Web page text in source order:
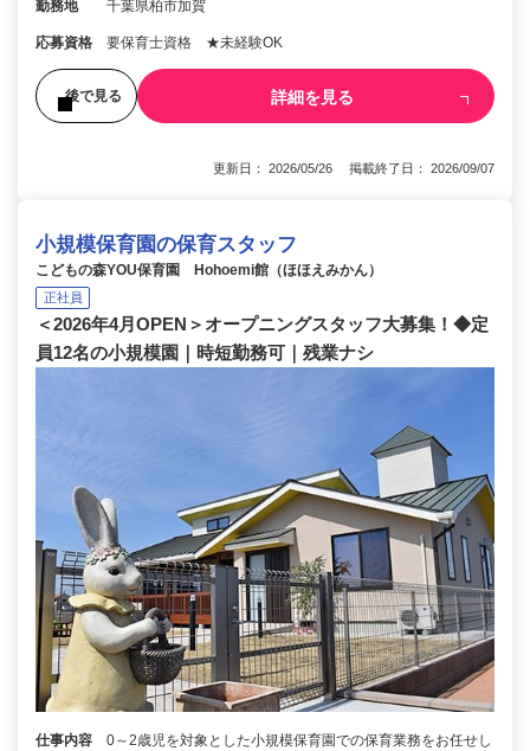
勤務地 千葉県柏市加賀
応募資格 要保育士資格 ★未経験OK
後で見る 詳細を見る
更新日： 2026/05/26 掲載終了日： 2026/09/07
小規模保育園の保育スタッフ
こどもの森YOU保育園 Hohoemi館（ほほえみかん）
正社員
＜2026年4月OPEN＞オープニングスタッフ大募集！◆定
員12名の小規模園｜時短勤務可｜残業ナシ
仕事内容
0～2歳児を対象とした小規模保育園での保育業務をお任せし